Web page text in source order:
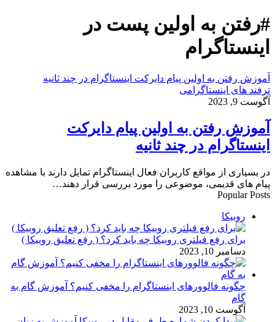
#رفتن به اولین پست در
اینستاگرام
آموزش رفتن به اولین پیام دایرکت اینستاگرام در چند ثانیه
ترفند های اینستاگرامی
آگوست 9, 2023
آموزش رفتن به اولین پیام دایرکت
اینستاگرام در چند ثانیه
در بسیاری از مواقع کاربران فعال اینستاگرام تمایل دارند با مشاهده
پیام های قدیمی، موضوعی را مورد بررسی قرار دهند…
Popular Posts
روبیکا
برای رفع فیلتری روبیکا چه باید کرد؟ ( رفع تعلیق روبیکا )
دسامبر 10, 2023
چگونه فالوورهای اینستاگرام را مخفی کنیم؟ آموزش گام به
گام
آگوست 10, 2023